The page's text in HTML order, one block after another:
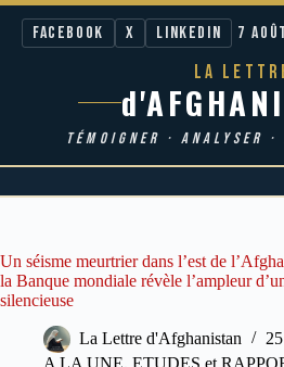
Facebook X LinkedIn 7
LA
TÉMOIGNER · ANALYSER
Un séisme meurtrier dans l’est de
la Banque mondiale révèle l’ampleur
silencieuse
La Lettre d'Afghanistan